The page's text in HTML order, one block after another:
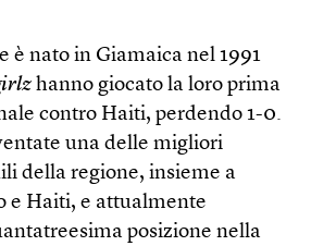
è nato in Giamaica nel 1991
hanno giocato la loro prima
contro Haiti, perdendo 1-0.
una delle migliori
della regione, insieme a
e Haiti, e attualmente
posizione nella